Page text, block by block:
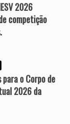
2026
competição
o Corpo de
2026 da